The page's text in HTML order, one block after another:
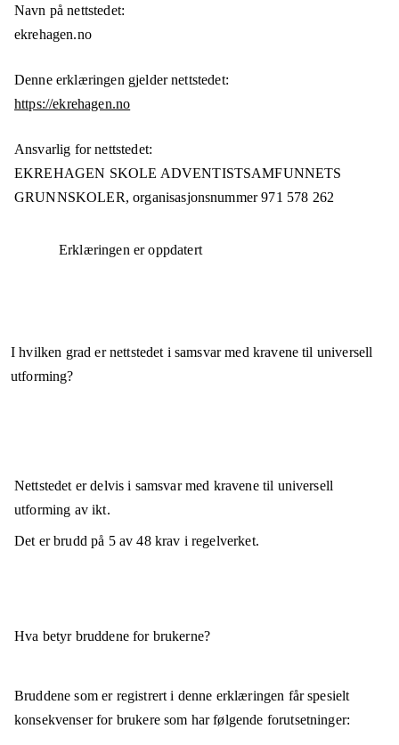
Navn på nettstedet:
ekrehagen.no
Denne erklæringen gjelder nettstedet:
https://ekrehagen.no
Ansvarlig for nettstedet:
EKREHAGEN SKOLE ADVENTISTSAMFUNNETS
GRUNNSKOLER,organisasjonsnummer 971 578 262
Erklæringen er oppdatert
I hvilken grad er nettstedet i samsvar med kravene til universell
utforming?
Nettstedet erdelvis i samsvarmed kravene til universell
utforming av ikt.
Det er brudd på 5av48krav i regelverket.
Hva betyr bruddene for brukerne?
Bruddene som er registrert i denne erklæringen får spesielt
konsekvenser for brukere som har følgende forutsetninger: